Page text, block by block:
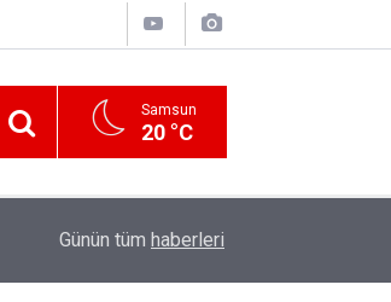
Samsun
20 °C
Samsun'da fındık hasat ve ihraç tarihleri
Günün tüm haberleri